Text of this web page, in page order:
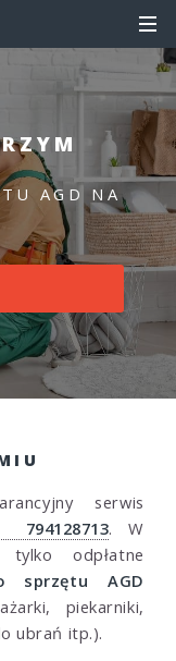
AGD NA
serwis
. W
tylko odpłatne
sprzętu AGD
piekarniki,
ubrań itp.).